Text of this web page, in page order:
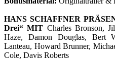
HANS SCHAFFNER
Drei“ MIT Charles Bronson,
Haze, Damon Douglas, Bert
Lanteau, Howard Brunner,
Cole, Davis Roberts